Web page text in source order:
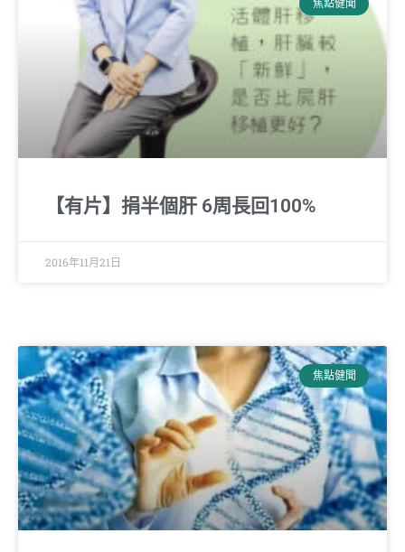
焦點健聞
【有片】捐半個肝 6周長回100%
2016年11月21日
焦點健聞